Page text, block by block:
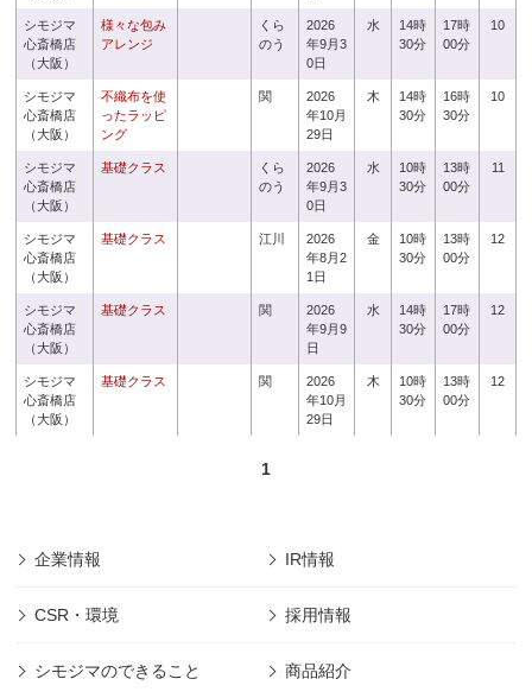
シモジマ
心斎橋店
（大阪）
様々な包み
アレンジ
くら
のう
2026
年9月3
0日
水
14時
30分
17時
00分
10
シモジマ
心斎橋店
（大阪）
不織布を使
ったラッピ
ング
関
2026
年10月
29日
木
14時
30分
16時
30分
10
シモジマ
心斎橋店
（大阪）
基礎クラス
くら
のう
2026
年9月3
0日
水
10時
30分
13時
00分
11
シモジマ
心斎橋店
（大阪）
基礎クラス 江川
2026
年8月2
1日
金
10時
30分
13時
00分
12
シモジマ
心斎橋店
（大阪）
基礎クラス 関
2026
年9月9
日
水
14時
30分
17時
00分
12
シモジマ
心斎橋店
（大阪）
基礎クラス 関
2026
年10月
29日
木
10時
30分
13時
00分
12
1
企業情報 IR情報
CSR・環境 採用情報
シモジマのできること 商品紹介